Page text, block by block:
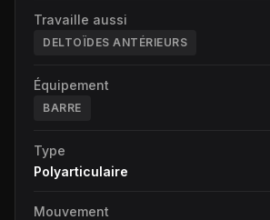
Travaille aussi
DELTOÏDES ANTÉRIEURS
Équipement
BARRE
Type
Polyarticulaire
Mouvement